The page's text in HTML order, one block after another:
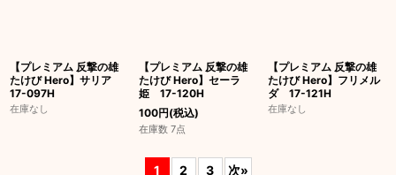
【プレミアム 反撃の雄
たけび Hero】サリア
17-097H
在庫なし
【プレミアム 反撃の雄
たけび Hero】セーラ
姫 17-120H
100円(税込)
在庫数 7点
【プレミアム 反撃の雄
たけび Hero】フリメル
ダ 17-121H
在庫なし
1 2 3 次»